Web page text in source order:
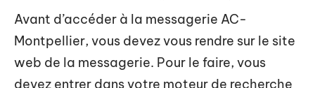
Avant d’accéder à la messagerie AC-
Montpellier, vous devez vous rendre sur le site
web de la messagerie. Pour le faire, vous
devez entrer dans votre moteur de recherche